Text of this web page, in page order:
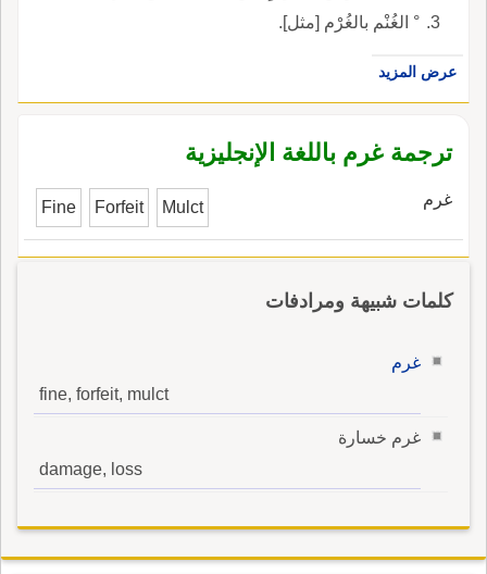
° الغُنْم بالغُرْم [مثل].
عرض المزيد
ترجمة غرم باللغة الإنجليزية
غرم Fine Forfeit Mulct
كلمات شبيهة ومرادفات
غرم
fine, forfeit, mulct
غرم خسارة
damage, loss